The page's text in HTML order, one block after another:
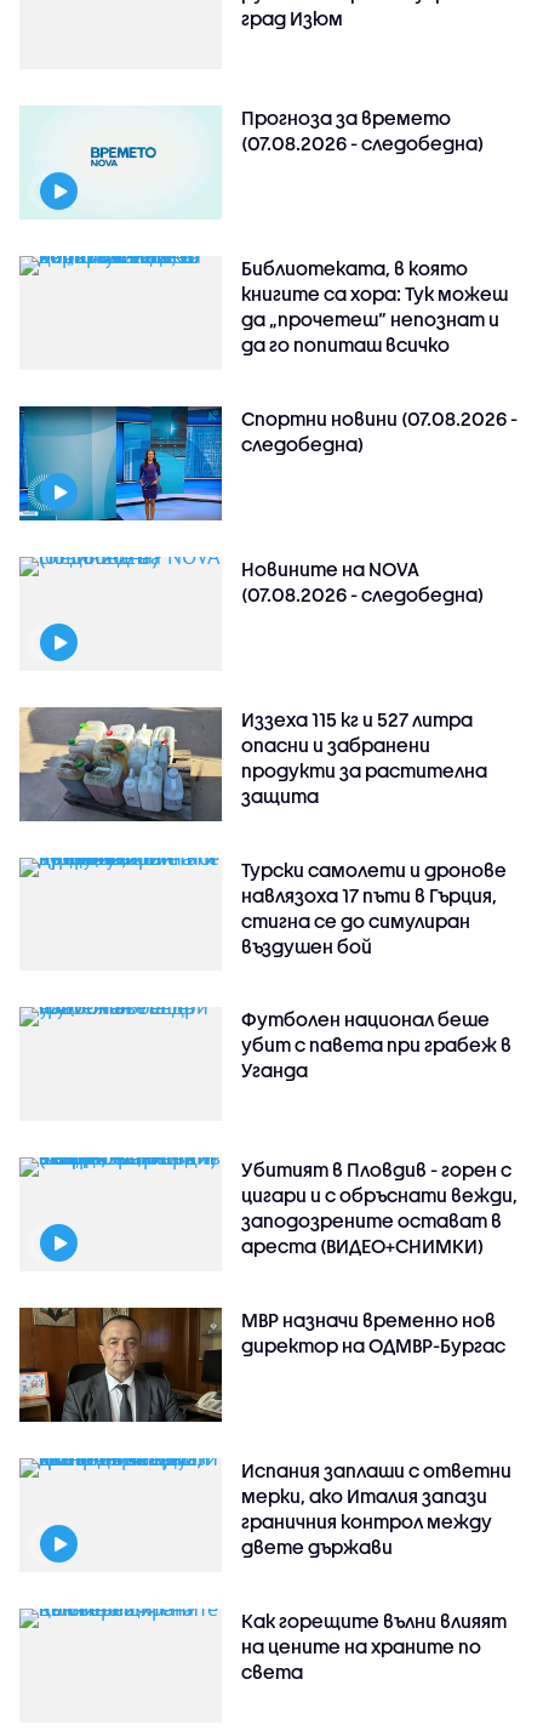
град Изюм
Прогноза за времето
(07.08.2026 - следобедна)
Библиотеката, в която
книгите са хора: Тук можеш
да „прочетеш“ непознат и
да го попиташ всичко
Спортни новини (07.08.2026 -
следобедна)
Новините на NOVA
(07.08.2026 - следобедна)
Иззеха 115 кг и 527 литра
опасни и забранени
продукти за растителна
защита
Турски самолети и дронове
навлязоха 17 пъти в Гърция,
стигна се до симулиран
въздушен бой
Футболен национал беше
убит с павета при грабеж в
Уганда
Убитият в Пловдив - горен с
цигари и с обръснати вежди,
заподозрените остават в
ареста (ВИДЕО+СНИМКИ)
МВР назначи временно нов
директор на ОДМВР-Бургас
Испания заплаши с ответни
мерки, ако Италия запази
граничния контрол между
двете държави
Как горещите вълни влияят
на цените на храните по
света